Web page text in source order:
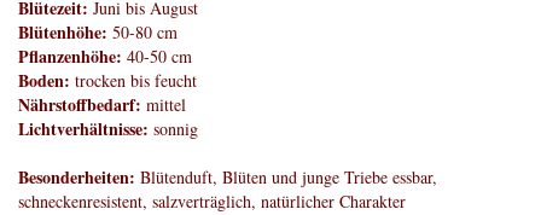
Blütezeit: Juni bis August
Blütenhöhe: 50-80 cm
Pflanzenhöhe: 40-50 cm
Boden: trocken bis feucht
Nährstoffbedarf: mittel
Lichtverhältnisse: sonnig
Besonderheiten: Blütenduft, Blüten und junge Triebe essbar,
schneckenresistent, salzverträglich, natürlicher Charakter